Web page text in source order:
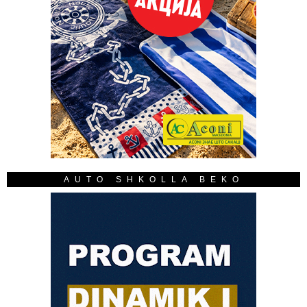
AUTO SHKOLLA BEKO